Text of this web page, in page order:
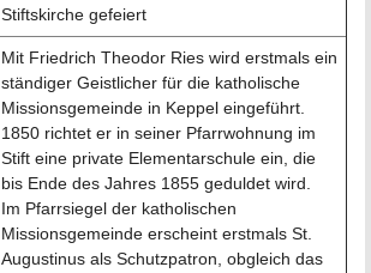
Stiftskirche gefeiert
Mit Friedrich Theodor Ries wird erstmals ein
ständiger Geistlicher für die katholische
Missionsgemeinde in Keppel eingeführt.
1850 richtet er in seiner Pfarrwohnung im
Stift eine private Elementarschule ein, die
bis Ende des Jahres 1855 geduldet wird.
Im Pfarrsiegel der katholischen
Missionsgemeinde erscheint erstmals St.
Augustinus als Schutzpatron, obgleich das